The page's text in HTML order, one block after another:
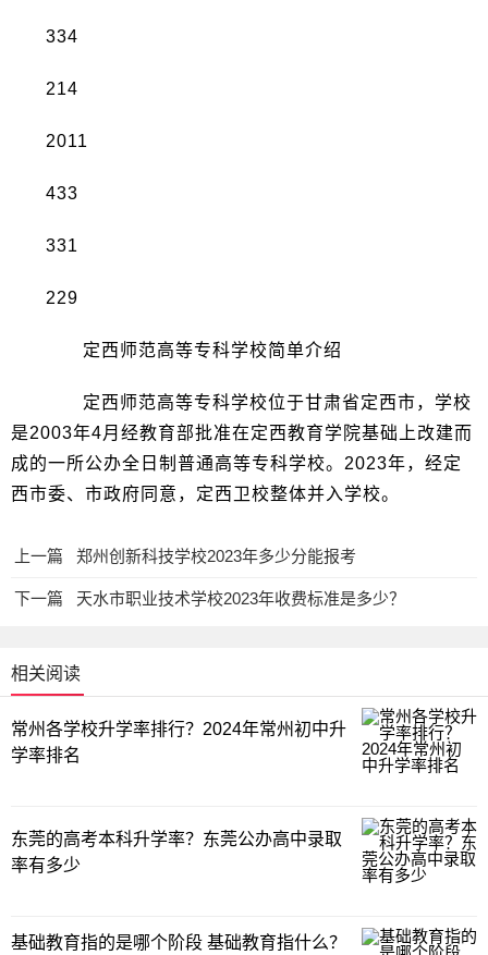
334
214
2011
433
331
229
定西师范高等专科学校简单介绍
定西师范高等专科学校位于甘肃省定西市，学校
是2003年4月经教育部批准在定西教育学院基础上改建而
成的一所公办全日制普通高等专科学校。2023年，经定
西市委、市政府同意，定西卫校整体并入学校。
上一篇 郑州创新科技学校2023年多少分能报考
下一篇 天水市职业技术学校2023年收费标准是多少？
相关阅读
常州各学校升学率排行？2024年常州初中升
学率排名
东莞的高考本科升学率？东莞公办高中录取
率有多少
基础教育指的是哪个阶段 基础教育指什么？